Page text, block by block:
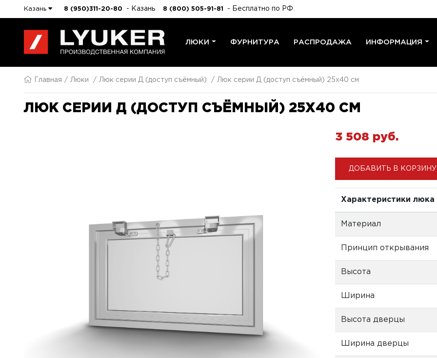
Казань 8 (950)311-20-80 - Казань 8 (800) 505-91-81 - Бесплатно по РФ
ЛЮКИ ФУРНИТУРА РАСПРОДАЖА ИНФОРМАЦИЯ
Главная Люки Люк серии Д (доступ съёмный) Люк серии Д (доступ съёмный) 25x40 см
ЛЮК СЕРИИ Д (ДОСТУП СЪЁМНЫЙ) 25X40 СМ
3 508 pуб.
ДОБАВИТЬ В КОРЗИНУ
Характеристики люка
Материал
Принцип открывания
Высота
Ширина
Высота дверцы
Ширина дверцы